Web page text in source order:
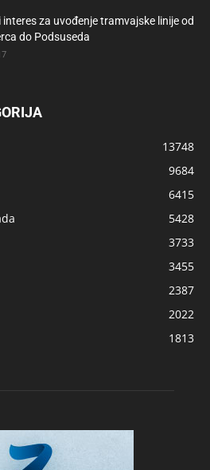
interes za uvođenje tramvajske linije od
do Podsuseda
13748
9684
6415
5428
3733
3455
2387
2022
1813